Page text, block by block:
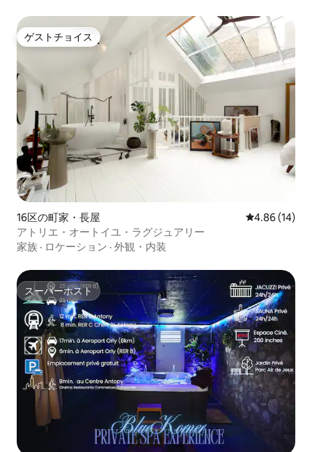
ゲストチョイス
ゲストチョイス
16区の町家・長屋 レビュー14
4.86 (14)
アトリエ・オートイユ・ラグジュアリー
家族 · ロケーション · 外観・内装
スーパーホスト
スーパーホスト